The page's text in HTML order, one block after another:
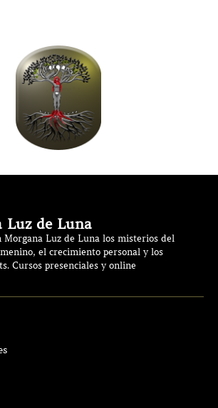
Luz de Luna
Morgana Luz de Luna los misterios del
el crecimiento personal y los
Cursos presenciales y online